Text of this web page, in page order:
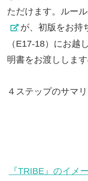
ただけます。ルー
が、初版をお
（E17-18）にお越
明書をお渡ししま
４ステップのサマ
『TRIBE』のイメ